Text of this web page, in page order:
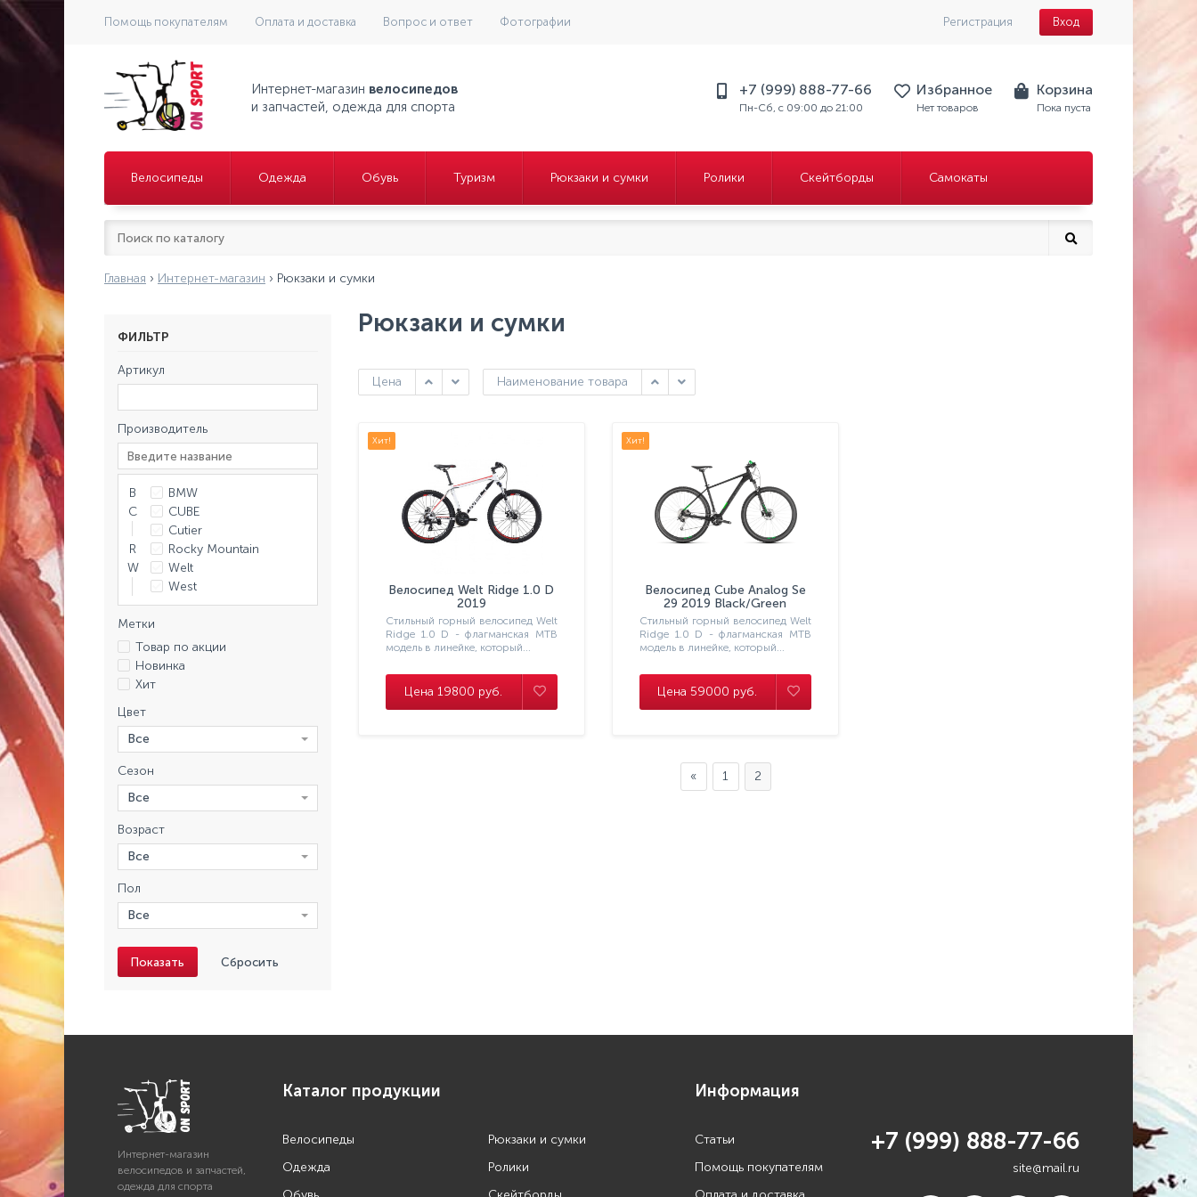
Помощь покупателям Оплата и доставка Вопрос и ответ Фотографии Регистрация Вход
Интернет-магазин велосипедов
и запчастей, одежда для спорта
Корзина
Пока пуста
Избранное
Нет товаров
+7 (999) 888-77-66
Пн-Сб, с 09:00 до 21:00
Велосипеды Одежда Обувь Туризм Рюкзаки и сумки Ролики Скейтборды Самокаты
Главная › Интернет-магазин › Рюкзаки и сумки
ФИЛЬТР
Артикул
Производитель
B
BMW
C
CUBE
Cutier
R
Rocky Mountain
W
Welt
West
Метки
Товар по акции
Новинка
Хит
Цвет
Все
Сезон
Все
Возраст
Все
Пол
Все
Показать Сбросить
Рюкзаки и сумки
Цена Наименование товара
Хит!
Велосипед Welt Ridge 1.0 D
2019
Стильный горный велосипед Welt
Ridge 1.0 D - флагманская МТВ
модель в линейке, который...
Цена 19800 руб.
Хит!
Велосипед Cube Analog Se
29 2019 Black/Green
Стильный горный велосипед Welt
Ridge 1.0 D - флагманская МТВ
модель в линейке, который...
Цена 59000 руб.
« 1 2
Интернет-магазин
велосипедов и запчастей,
одежда для спорта
Каталог продукции
Велосипеды
Одежда
Рюкзаки и сумки
Ролики
Информация
Статьи
Помощь покупателям
+7 (999) 888-77-66
site@mail.ru